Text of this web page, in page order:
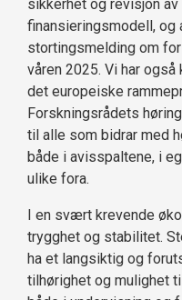
sikkerhet og revisjon
finansieringsmodell, og
stortingsmelding om
våren 2025. Vi har
det europeiske
Forskningsrådets
til alle som bidrar med
både i avisspaltene, i
ulike fora.
I en svært krevende
trygghet og stabilitet.
ha et langsiktig og
tilhørighet og mulighet